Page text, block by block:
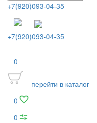
+7(920)093-04-35
+7(920)093-04-35
0
перейти в каталог
0
0